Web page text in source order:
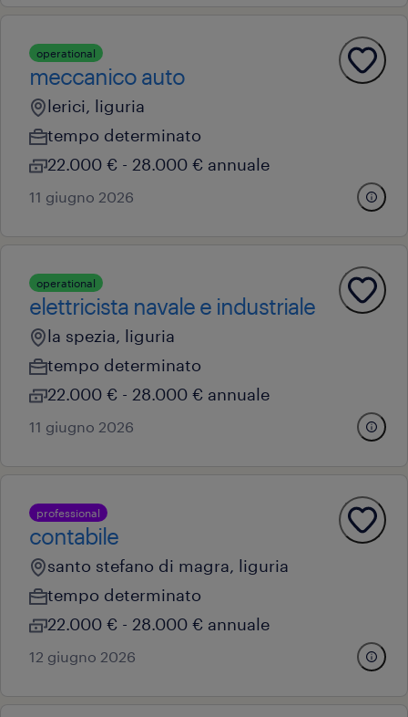
operational
meccanico auto
lerici, liguria
tempo determinato
22.000 € - 28.000 € annuale
11 giugno 2026
operational
elettricista navale e industriale
la spezia, liguria
tempo determinato
22.000 € - 28.000 € annuale
11 giugno 2026
professional
contabile
santo stefano di magra, liguria
tempo determinato
22.000 € - 28.000 € annuale
12 giugno 2026